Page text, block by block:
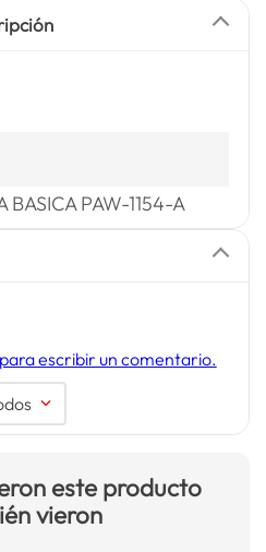
BASICA PAW-1154-A
escribir un comentario.
este producto
vieron